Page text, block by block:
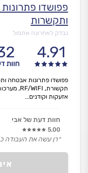
פפושדו
ותקשרות
נבדק לאחרונה אתמול
4.91
חוות
פפושדו פתרונות אבטחה
אזעקות וקודנים...
חוות דעת של אבי
5.00
״רן עשה את העבודה